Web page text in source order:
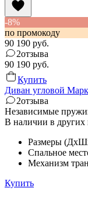
-8%
по промокоду
90 190 руб.
2отзыва
90 190 руб.
Купить
Диван угловой
2отзыва
Независимые
В наличии в других
Размеры
Спальное
Механизм
Купить